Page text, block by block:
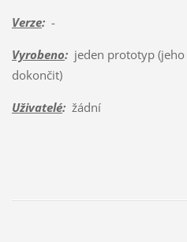
Verze:-
Vyrobeno:jeden prototyp (jeho
dokončit)
Uživatelé:žádní